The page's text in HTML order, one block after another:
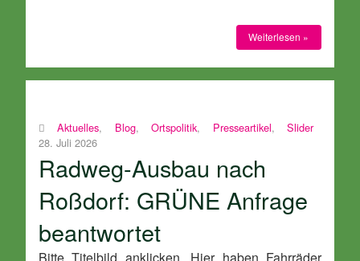
Weiterlesen »
Aktuelles, Blog,Ortspolitik, Presseartikel,Slider
28. Juli 2026
Radweg-Ausbau nach
Roßdorf: GRÜNE Anfrage
beantwortet
Bitte Titelbild anklicken. Hier haben Fahrräder